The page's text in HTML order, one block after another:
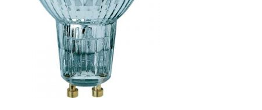
Contacta con nosotros